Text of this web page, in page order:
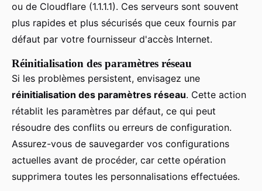
ou de Cloudflare (1.1.1.1). Ces serveurs sont souvent
plus rapides et plus sécurisés que ceux fournis par
défaut par votre fournisseur d'accès Internet.
Réinitialisation des paramètres réseau
Si les problèmes persistent, envisagez une
réinitialisation des paramètres réseau. Cette action
rétablit les paramètres par défaut, ce qui peut
résoudre des conflits ou erreurs de configuration.
Assurez-vous de sauvegarder vos configurations
actuelles avant de procéder, car cette opération
supprimera toutes les personnalisations effectuées.